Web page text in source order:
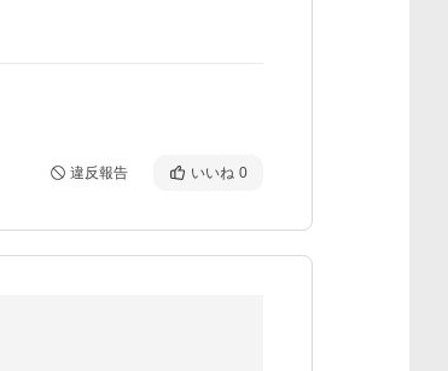
違反報告 いいね 0